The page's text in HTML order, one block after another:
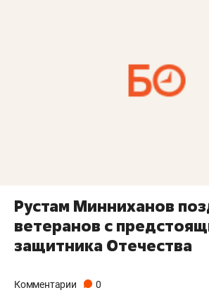
Рустам Минниханов
ветеранов с
защитника Отечества
Комментарии 0